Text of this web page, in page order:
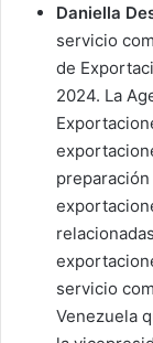
Daniella
servicio
de
2024. La
servicio
Venezuela